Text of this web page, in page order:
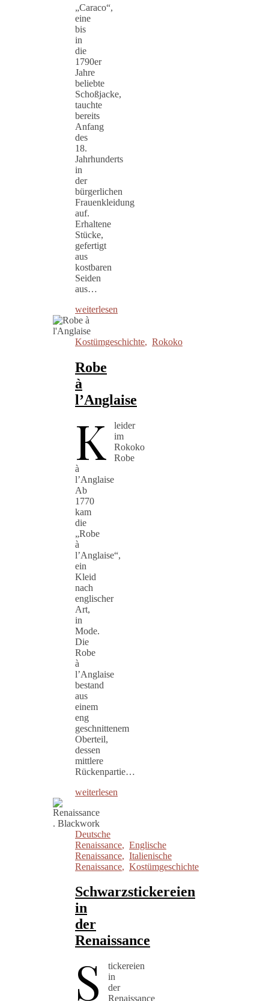
„Caraco“,
eine
bis
in
die
1790er
Jahre
beliebte
Schoßjacke,
tauchte
bereits
Anfang
des
18.
Jahrhunderts
in
der
bürgerlichen
Frauenkleidung
auf.
Erhaltene
Stücke,
gefertigt
aus
kostbaren
Seiden
aus…
weiterlesen
Kostümgeschichte, Rokoko
Robe
à
l’Anglaise
K
leider
im
Rokoko
Robe
à
l’Anglaise
Ab
1770
kam
die
„Robe
à
l’Anglaise“,
ein
Kleid
nach
englischer
Art,
in
Mode.
Die
Robe
à
l’Anglaise
bestand
aus
einem
eng
geschnittenem
Oberteil,
dessen
mittlere
Rückenpartie…
weiterlesen
Deutsche
Renaissance, Englische
Renaissance, Italienische
Renaissance, Kostümgeschichte
Schwarzstickereien
in
der
Renaissance
S
tickereien
in
der
Renaissance